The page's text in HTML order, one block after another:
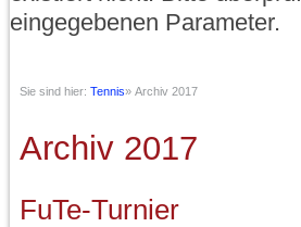
eingegebenen Parameter.
Sie sind hier: Tennis» Archiv 2017
Archiv 2017
FuTe-Turnier